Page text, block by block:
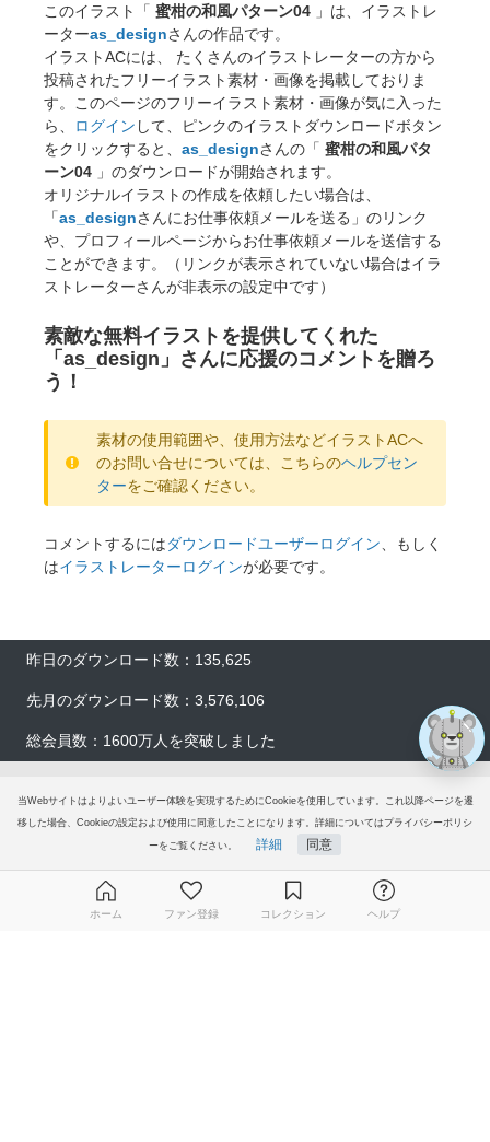
当Webサイトはよりよいユーザー体験を実現するためにCookieを使用しています。これ以降ページを遷
移した場合、Cookieの設定および使用に同意したことになります。詳細についてはプライバシーポリシ
ーをご覧ください。 詳細 同意
このイラスト「 蜜柑の和風パターン04 」は、イラストレ
ーターas_designさんの作品です。
イラストACには、 たくさんのイラストレーターの方から
投稿されたフリーイラスト素材・画像を掲載しておりま
す。このページのフリーイラスト素材・画像が気に入った
ら、
ログイン して、ピンクのイラストダウンロードボタン
をクリックすると、 as_designさんの「 蜜柑の和風パタ
ーン04 」のダウンロードが開始されます。
オリジナルイラストの作成を依頼したい場合は、
「as_designさんにお仕事依頼メールを送る」のリンク
や、プロフィールページからお仕事依頼メールを送信する
ことができます。（リンクが表示されていない場合はイラ
ストレーターさんが非表示の設定中です）
素敵な無料イラストを提供してくれた
「as_design」さんに応援のコメントを贈ろ
う！
素材の使用範囲や、使用方法などイラストACへ
のお問い合せについては、こちらのヘルプセン
ターをご確認ください。
コメントするにはダウンロードユーザーログイン 、もしく
はイラストレーターログインが必要です。
昨日のダウンロード数：135,625
先月のダウンロード数：3,576,106
総会員数：1600万人を突破しました
イラストACについて
プレミアム会員サービス
ホーム ファン登録 コレクション ヘルプ